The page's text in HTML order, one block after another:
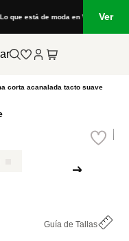
y tendencias Ver
corta acanalada tacto suave
Guía de Tallas